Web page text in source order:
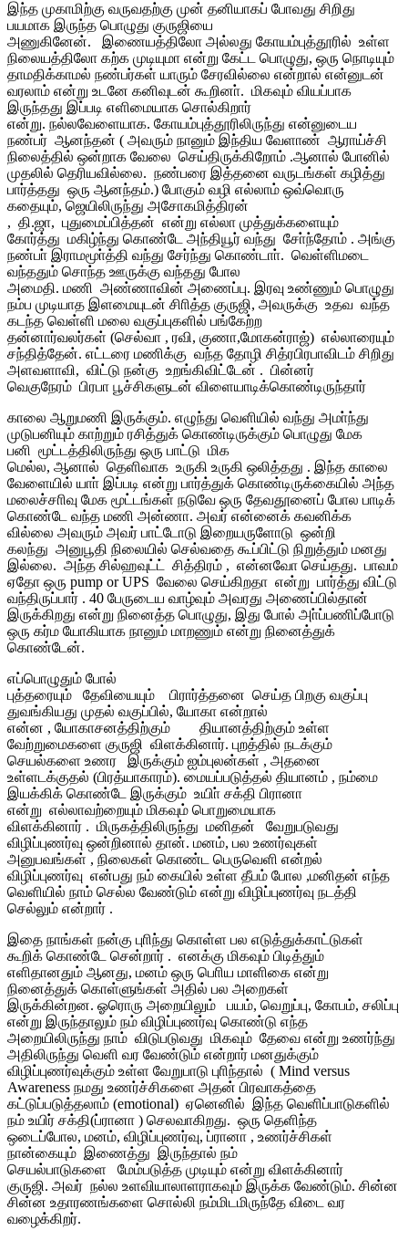
இந்த முகாமிற்கு வருவதற்கு முன் தனியாகப் போவது சிறிது
பயமாக இருந்த பொழுது குருஜியை
அணுகினேன். இணையத்திலோ அல்லது கோயம்புத்தூரில் உள்ள
நிலையத்திலோ கற்க முடியுமா என்று கேட்ட பொழுது, ஒரு நொடியும்
தாமதிக்காமல் நண்பர்கள் யாரும் சேரவில்லை என்றால் என்னுடன்
வரலாம் என்று உடனே கனிவுடன் கூறினா். மிகவும் வியப்பாக
இருந்தது இப்படி எளிமையாக சொல்கிறார்
என்று. நல்லவேளையாக. கோயம்புத்தூரிலிருந்து என்னுடைய
நண்பர் ஆனந்தன் ( அவரும் நானும் இந்திய வேளாண் ஆராய்ச்சி
நிலைத்தில் ஒன்றாக வேலை செய்திருக்கிறோம் .ஆனால் போனில்
முதலில் தெரியவில்லை. நண்பரை இத்தனை வருடங்கள் கழித்து
பார்த்தது ஒரு ஆனந்தம்.) போகும் வழி எல்லாம் ஒவ்வொரு
கதையும், ஜெயிலிருந்து அசோகமித்திரன்
, தி.ஜா, புதுமைப்பித்தன் என்று எல்லா முத்துக்களையும்
கோர்த்து மகிழ்ந்து கொண்டே அந்தியூர் வந்து சோ்ந்தோம் . அங்கு
நண்பா் இராமமூா்த்தி வந்து சேர்ந்து கொண்டாா். வெள்ளிமடை
வந்ததும் சொந்த ஊருக்கு வந்தது போல
அமைதி. மணி அண்ணாவின் அணைப்பு. இரவு உண்ணும் பொழுது
நம்ப முடியாத இளமையுடன் சிாித்த குருஜி, அவருக்கு உதவ வந்த
கடந்த வெள்ளி மலை வகுப்புகளில் பங்கேற்ற
தன்னார்வலர்கள் (செல்வா , ரவி, குணா,மோகன்ராஜ்) எல்லாரையும்
சந்தித்தேன். எட்டரை மணிக்கு வந்த தோழி சித்ரபிரபாவிடம் சிறிது
அளவளாவி, விட்டு நன்கு உறங்கிவிட்டேன் . பின்னர்
வெகுநேரம் பிரபா பூச்சிகளுடன் விளையாடிக்கொண்டிருந்தார்
காலை ஆறுமணி இருக்கும். எழுந்து வெளியில் வந்து அமா்ந்து
முடுபனியும் காற்றும் ரசித்துக் கொண்டிருக்கும் பொழுது மேக
பனி மூட்டத்திலிருந்து ஒரு பாட்டு மிக
மெல்ல, ஆனால் தெளிவாக உருகி உருகி ஒலித்தது . இந்த காலை
வேளையில் யாா் இப்படி என்று பார்த்துக் கொண்டிருக்கையில் அந்த
மலைச்சாிவு மேக மூட்டங்கள் நடுவே ஒரு தேவதூனைப் போல பாடிக்
கொண்டே வந்த மணி அன்ணா. அவர் என்னைக் கவனிக்க
வில்லை அவரும் அவர் பாட்டோடு இறையருளோடு ஒன்றி
கலந்து அனுபூதி நிலையில் செல்வதை கூப்பிட்டு நிறுத்தும் மனது
இல்லை. அந்த சில்ஹவுட்ட் சித்திரம் , என்னவோ செய்தது. பாவம்
ஏதோ ஒரு pump or UPS வேலை செய்கிறதா என்று பார்த்து விட்டு
வந்திருப்பார் . 40 பேருடைய வாழ்வும் அவரது அணைப்பில்தான்
இருக்கிறது என்று நினைத்த பொழுது, இது போல் அா்ப்பணிப்போடு
ஒரு கர்ம யோகியாக நானும் மாறணும் என்று நினைத்துக்
கொண்டேன்.
எப்பொழுதும் போல்
புத்தரையும் தேவியையும் பிரார்த்தனை செய்த பிறகு வகுப்பு
துவங்கியது முதல் வகுப்பில், யோகா என்றால்
என்ன , யோகாசனத்திற்கும் தியானத்திற்கும் உள்ள
வேற்றுமைகளை குருஜி விளக்கினார். புறத்தில் நடக்கும்
செயல்களை உணர இருக்கும் ஐம்புலன்கள் , அதனை
உள்ளடக்குதல் (பிரத்யாகாரம்). மையப்படுத்தல் தியானம் , நம்மை
இயக்கிக் கொண்டே இருக்கும் உயிா் சக்தி பிரானா
என்று எல்லாவற்றையும் மிகவும் பொறுமையாக
விளக்கினார் . மிருகத்திலிருந்து மனிதன் வேறுபடுவது
விழிப்புணர்வு ஒன்றினால் தான். மனம், பல உணர்வுகள்
அனுபவங்கள் , நிலைகள் கொண்ட பெருவெளி என்றல்
விழிப்புணர்வு என்பது நம் கையில் உள்ள தீபம் போல ,மனிதன் எந்த
வெளியில் நாம் செல்ல வேண்டும் என்று விழிப்புணர்வு நடத்தி
செல்லும் என்றார் .
இதை நாங்கள் நன்கு புாிந்து கொள்ள பல எடுத்துக்காட்டுகள்
கூறிக் கொண்டே சென்றார் . எனக்கு மிகவும் பிடித்தும்
எளிதானதும் ஆனது, மனம் ஒரு பொிய மாளிகை என்று
நினைத்துக் கொள்ளுங்கள் அதில் பல அறைகள்
இருக்கின்றன. ஓரொரு அறையிலும் பயம், வெறுப்பு, கோபம், சலிப்பு
என்று இருந்தாலும் நம் விழிப்புணர்வு கொண்டு எந்த
அறையிலிருந்து நாம் விடுபடுவது மிகவும் தேவை என்று உணர்ந்து
அதிலிருந்து வெளி வர வேண்டும் என்றார் மனதுக்கும்
விழிப்புணர்வுக்கும் உள்ள வேறுபாடு புாிந்தால் ( Mind versus
Awareness நமது உணர்ச்சிகளை அதன் பிரவாகத்தை
கட்டுப்படுத்தலாம் (emotional) ஏனெனில் இந்த வெளிப்பாடுகளில்
நம் உயிர் சக்தி(ப்ரானா ) செலவாகிறது. ஒரு தெளிந்த
ஒடைப்போல, மனம், விழிப்புணர்வு, ப்ரானா , உணர்ச்சிகள்
நான்கையும் இணைத்து இருந்தால் நம்
செயல்பாடுகளை மேம்படுத்த முடியும் என்று விளக்கினார்
குருஜி. அவர் நல்ல உளவியாலாளராகவும் இருக்க வேண்டும். சின்ன
சின்ன உதாரணங்களை சொல்லி நம்மிடமிருந்தே விடை வர
வழைக்கிறர்.